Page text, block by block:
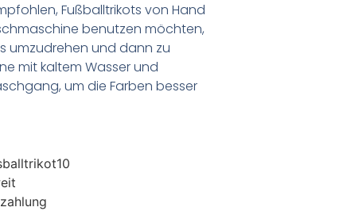
Fußballtrikots von Hand
benutzen möchten,
umzudrehen und dann zu
mit kaltem Wasser und
um die Farben besser